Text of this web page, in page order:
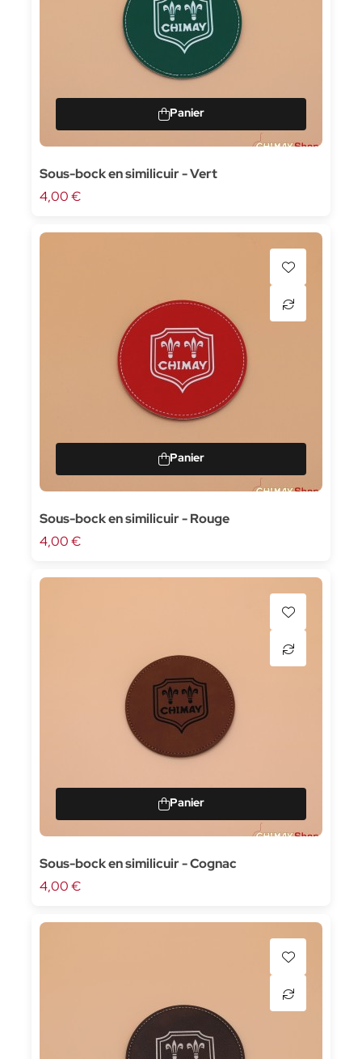
Sous-bock en similicuir - Vert
4,00 €
Sous-bock en similicuir - Rouge
4,00 €
Sous-bock en similicuir - Cognac
4,00 €